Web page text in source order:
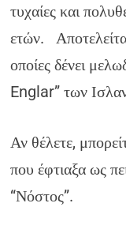
τυχαίες και
ετών.
οποίες δένει
Englar” των
Αν θέλετε,
που έφτιαξα ως
“Νόστος”.